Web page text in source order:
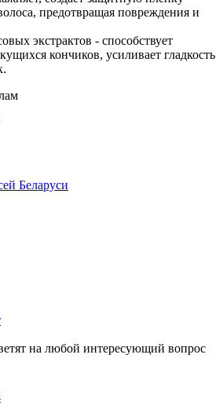
предотвращая повреждения и
экстрактов - способствует
кончиков, усиливает гладкость
Беларуси
на любой интересующий вопрос